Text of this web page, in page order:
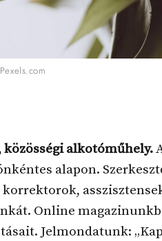
alkotóműhely.
alapon.
Online
Jelmondatunk: